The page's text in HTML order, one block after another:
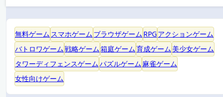
無料ゲーム スマホゲーム ブラウザゲーム RPGアクションゲーム
バトロワゲーム戦略ゲーム箱庭ゲーム育成ゲーム 美少女ゲーム
タワーディフェンスゲームパズルゲーム 麻雀ゲーム
女性向けゲーム